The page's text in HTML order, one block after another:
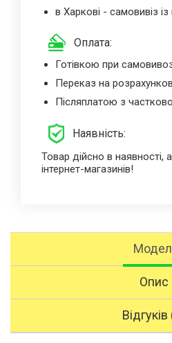
в Харкові - самовивіз
Оплата:
Готівкою при
Переказ на
Післяплатою з
Наявність:
Товар дійсно в наявності,
інтернет-магазинів!
Опис